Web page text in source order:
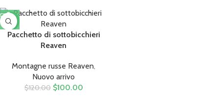
-17%
Pacchetto di sottobicchieri
Reaven
Montagne russe Reaven,
Nuovo arrivo
$120.00 $100.00